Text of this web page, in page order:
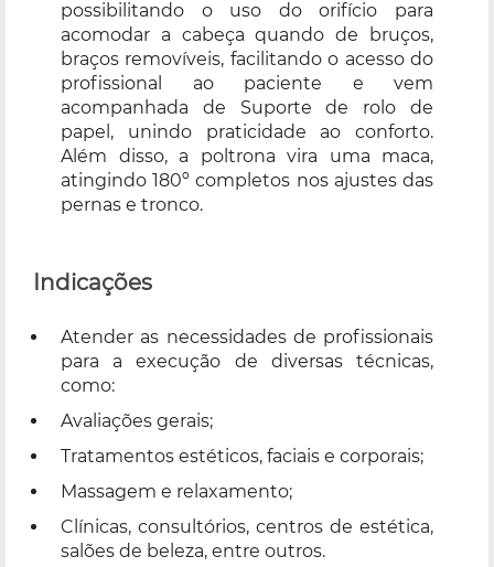
possibilitando o uso do orifício para
acomodar a cabeça quando de bruços,
braços removíveis, facilitando o acesso do
profissional ao paciente e vem
acompanhada de Suporte de rolo de
papel, unindo praticidade ao conforto.
Além disso, a poltrona vira uma maca,
atingindo 180º completos nos ajustes das
pernas e tronco.
Indicações
Atender as necessidades de profissionais
para a execução de diversas técnicas,
como:
Avaliações gerais;
Tratamentos estéticos, faciais e corporais;
Massagem e relaxamento;
Clínicas, consultórios, centros de estética,
salões de beleza, entre outros.